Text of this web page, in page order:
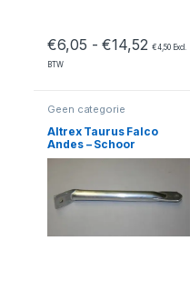
€6,05 - €14,52 €4,50Excl.
BTW
Geen categorie
Altrex Taurus Falco
Andes – Schoor